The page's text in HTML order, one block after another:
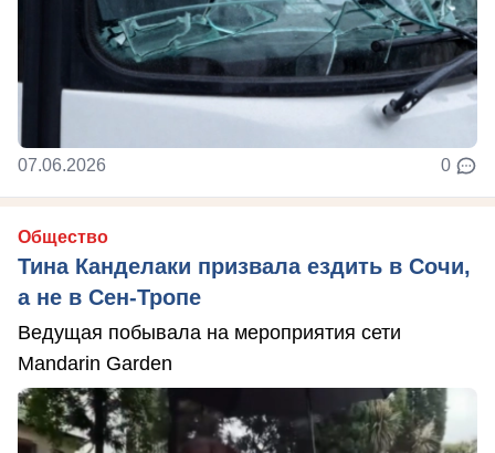
07.06.2026 0
Общество
Тина Канделаки призвала ездить в Сочи,
а не в Сен-Тропе
Ведущая побывала на мероприятия сети
Mandarin Garden